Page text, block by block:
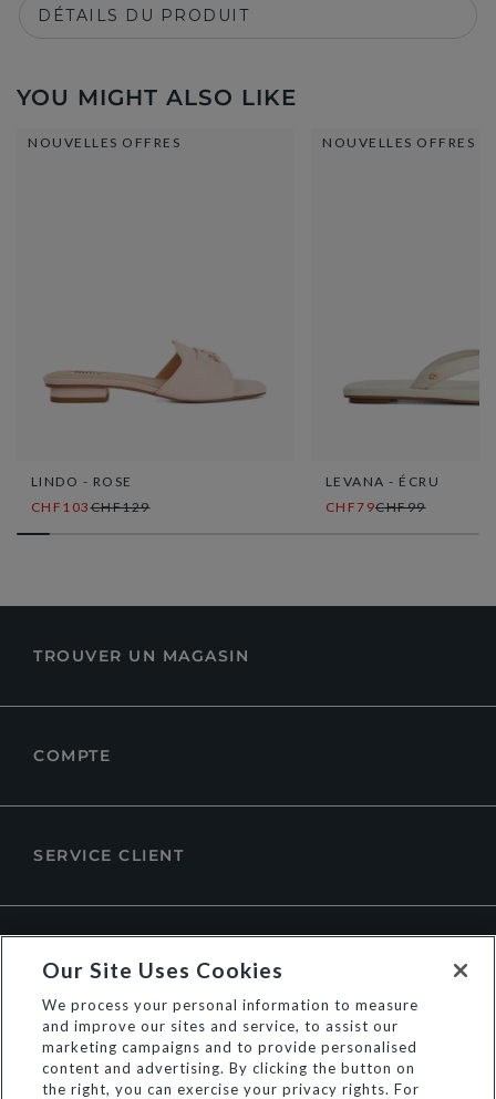
DÉTAILS DU PRODUIT
YOU MIGHT ALSO LIKE
NOUVELLES OFFRES
LINDO - ROSE
CHF103CHF129
NOUVELLES OFFRES
LEVANA - ÉCRU
CHF79CHF99
TROUVER UN MAGASIN
COMPTE
SERVICE CLIENT
Our Site Uses Cookies
We process your personal information to measure
and improve our sites and service, to assist our
marketing campaigns and to provide personalised
content and advertising. By clicking the button on
the right, you can exercise your privacy rights. For